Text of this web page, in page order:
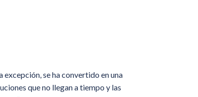
se ha convertido en una
que no llegan a tiempo y las